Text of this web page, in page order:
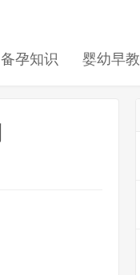
备孕知识 婴幼早教